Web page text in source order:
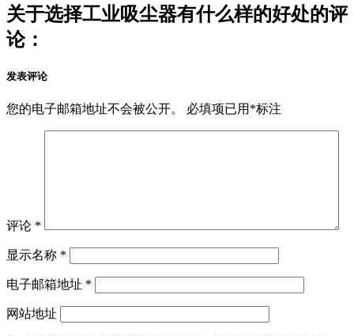
关于选择工业吸尘器有什么样的好处的评
论：
发表评论
您的电子邮箱地址不会被公开。 必填项已用 *标注
评论 *
显示名称 *
电子邮箱地址 *
网站地址